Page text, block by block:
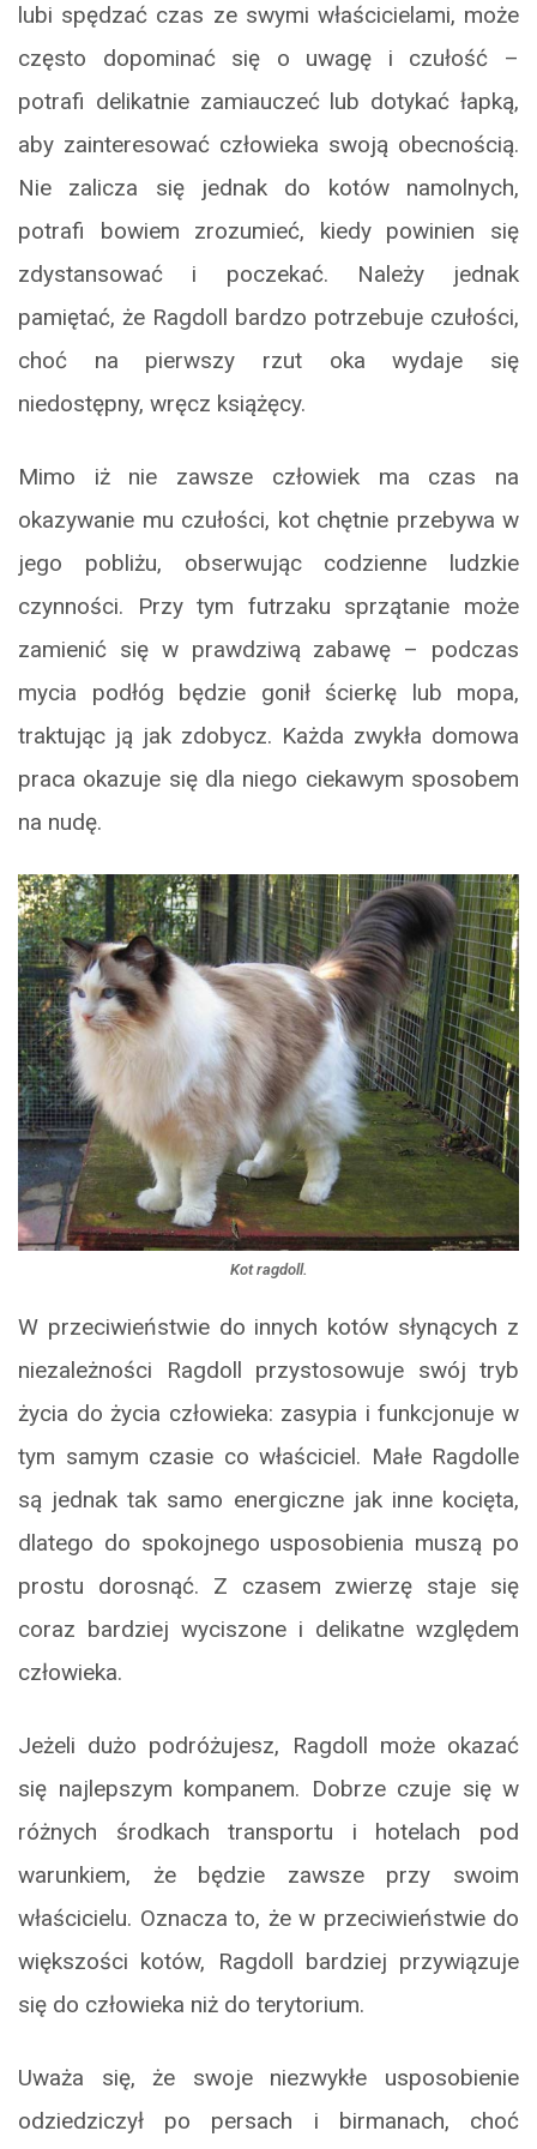
lubi spędzać czas ze swymi właścicielami, może
często dopominać się o uwagę i czułość –
potrafi delikatnie zamiauczeć lub dotykać łapką,
aby zainteresować człowieka swoją obecnością.
Nie zalicza się jednak do kotów namolnych,
potrafi bowiem zrozumieć, kiedy powinien się
zdystansować i poczekać. Należy jednak
pamiętać, że Ragdoll bardzo potrzebuje czułości,
choć na pierwszy rzut oka wydaje się
niedostępny, wręcz książęcy.
Mimo iż nie zawsze człowiek ma czas na
okazywanie mu czułości, kot chętnie przebywa w
jego pobliżu, obserwując codzienne ludzkie
czynności. Przy tym futrzaku sprzątanie może
zamienić się w prawdziwą zabawę – podczas
mycia podłóg będzie gonił ścierkę lub mopa,
traktując ją jak zdobycz. Każda zwykła domowa
praca okazuje się dla niego ciekawym sposobem
na nudę.
Kot ragdoll.
W przeciwieństwie do innych kotów słynących z
niezależności Ragdoll przystosowuje swój tryb
życia do życia człowieka: zasypia i funkcjonuje w
tym samym czasie co właściciel. Małe Ragdolle
są jednak tak samo energiczne jak inne kocięta,
dlatego do spokojnego usposobienia muszą po
prostu dorosnąć. Z czasem zwierzę staje się
coraz bardziej wyciszone i delikatne względem
człowieka.
Jeżeli dużo podróżujesz, Ragdoll może okazać
się najlepszym kompanem. Dobrze czuje się w
różnych środkach transportu i hotelach pod
warunkiem, że będzie zawsze przy swoim
właścicielu. Oznacza to, że w przeciwieństwie do
większości kotów, Ragdoll bardziej przywiązuje
się do człowieka niż do terytorium.
Uważa się, że swoje niezwykłe usposobienie
odziedziczył po persach i birmanach, choć